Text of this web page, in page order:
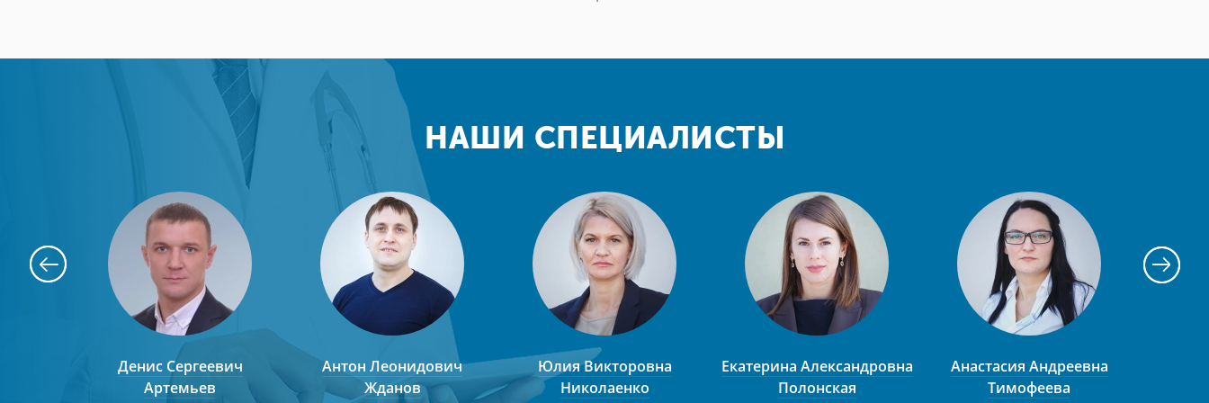
НАШИ СПЕЦИАЛИСТЫ
Денис Сергеевич
Артемьев
Антон Леонидович
Жданов
Юлия Викторовна
Николаенко
Екатерина Александровна
Полонская
Анастасия Андреевна
Тимофеева